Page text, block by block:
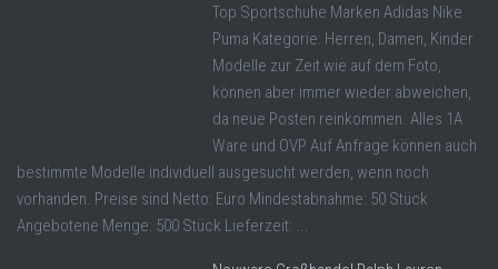
Top Sportschuhe Marken Adidas Nike
Puma Kategorie: Herren, Damen, Kinder
Modelle zur Zeit wie auf dem Foto,
können aber immer wieder abweichen,
da neue Posten reinkommen. Alles 1A
Ware und OVP Auf Anfrage können auch
bestimmte Modelle individuell ausgesucht werden, wenn noch
vorhanden. Preise sind Netto: Euro Mindestabnahme: 50 Stück
Angebotene Menge: 500 Stück Lieferzeit: ...